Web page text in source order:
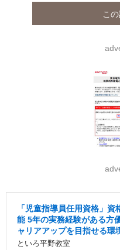
こ
「児童指導員任用資格」
能 5年の実務経験がある方
ャリアアップを目指せる環
といろ平野教室